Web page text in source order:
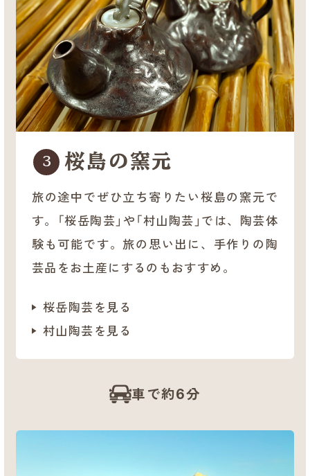
3 桜島の窯元
旅の途中でぜひ立ち寄りたい桜島の窯元で
す。「桜岳陶芸」や「村山陶芸」では、陶芸体
験も可能です。旅の思い出に、手作りの陶
芸品をお土産にするのもおすすめ。
桜岳陶芸を見る
村山陶芸を見る
車で約6分